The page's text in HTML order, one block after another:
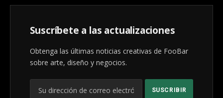
Suscríbete a las actualizaciones
Obtenga las últimas noticias creativas de FooBar
sobre arte, diseño y negocios.